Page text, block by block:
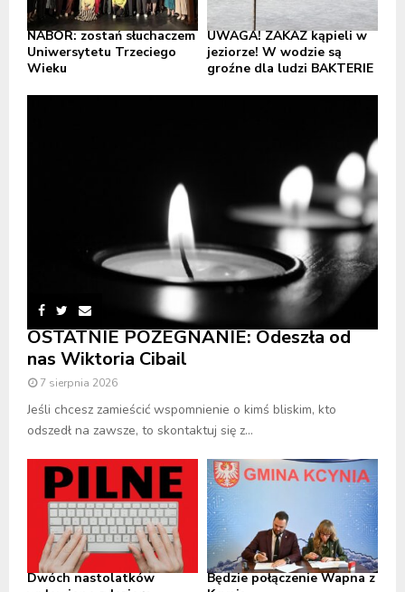
NABÓR: zostań słuchaczem
Uniwersytetu Trzeciego
Wieku
UWAGA! ZAKAZ kąpieli w
jeziorze! W wodzie są
groźne dla ludzi BAKTERIE
OSTATNIE POŻEGNANIE: Odeszła od
nas Wiktoria Cibail
7 sierpnia 2026
Jeśli chcesz zamieścić wspomnienie o kimś bliskim, kto
odszedł na zawsze, to skontaktuj się z...
Dwóch nastolatków
Będzie połączenie Wapna z